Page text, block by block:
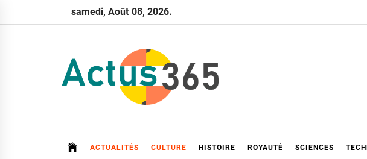
to
samedi, Août 08, 2026.
ACTUALITÉS CULTURE HISTOIRE ROYAUTÉ SCIENCES